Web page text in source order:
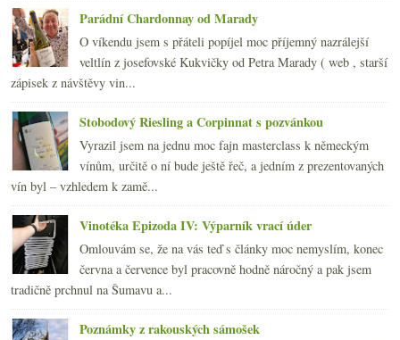
Parádní Chardonnay od Marady
O víkendu jsem s přáteli popíjel moc příjemný nazrálejší
veltlín z josefovské Kukvičky od Petra Marady ( web , starší
zápisek z návštěvy vin...
Stobodový Riesling a Corpinnat s pozvánkou
Vyrazil jsem na jednu moc fajn masterclass k německým
vínům, určitě o ní bude ještě řeč, a jedním z prezentovaných
vín byl – vzhledem k zamě...
Vinotéka Epizoda IV: Výparník vrací úder
Omlouvám se, že na vás teď s články moc nemyslím, konec
června a července byl pracovně hodně náročný a pak jsem
tradičně prchnul na Šumavu a...
Poznámky z rakouských sámošek